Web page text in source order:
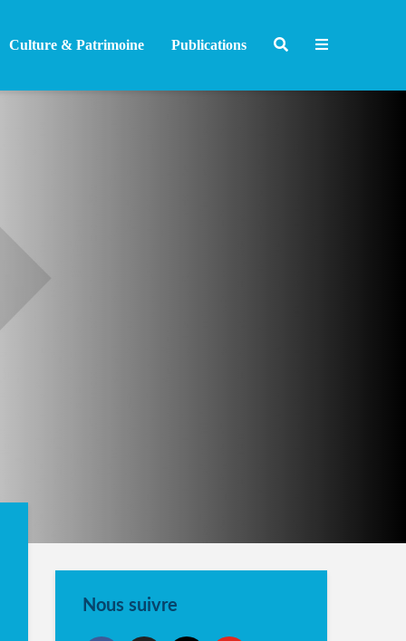
Culture & Patrimoine Publications
Nous suivre